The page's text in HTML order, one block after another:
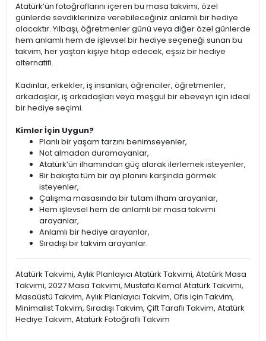
Atatürk’ün fotoğraflarını içeren bu masa takvimi, özel
günlerde sevdiklerinize verebileceğiniz anlamlı bir hediye
olacaktır. Yılbaşı, öğretmenler günü veya diğer özel günlerde
hem anlamlı hem de işlevsel bir hediye seçeneği sunan bu
takvim, her yaştan kişiye hitap edecek, eşsiz bir hediye
alternatifi.
Kadınlar, erkekler, iş insanları, öğrenciler, öğretmenler,
arkadaşlar, iş arkadaşları veya meşgul bir ebeveyn için ideal
bir hediye seçimi.
Kimler İçin Uygun?
Planlı bir yaşam tarzını benimseyenler,
Not almadan duramayanlar,
Atatürk’ün ilhamından güç alarak ilerlemek isteyenler,
Bir bakışta tüm bir ayı planını karşında görmek
isteyenler,
Çalışma masasında bir tutam ilham arayanlar,
Hem işlevsel hem de anlamlı bir masa takvimi
arayanlar,
Anlamlı bir hediye arayanlar,
Sıradışı bir takvim arayanlar.
Atatürk Takvimi, Aylık Planlayıcı Atatürk Takvimi, Atatürk Masa
Takvimi, 2027 Masa Takvimi, Mustafa Kemal Atatürk Takvimi,
Masaüstü Takvim, Aylık Planlayıcı Takvim, Ofis için Takvim,
Minimalist Takvim, Sıradışı Takvim, Çift Taraflı Takvim, Atatürk
Hediye Takvim, Atatürk Fotoğraflı Takvim